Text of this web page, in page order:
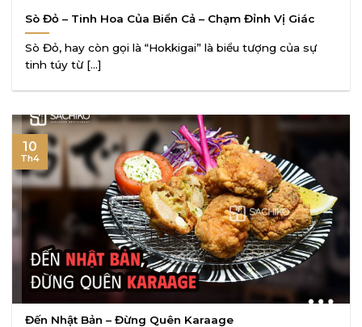
Sò Đỏ – Tinh Hoa Của Biển Cả – Chạm Đỉnh Vị Giác
Sò Đỏ, hay còn gọi là “Hokkigai” là biểu tượng của sự
tinh túy từ [...]
Đến Nhật Bản – Đừng Quên Karaage
10
Th4